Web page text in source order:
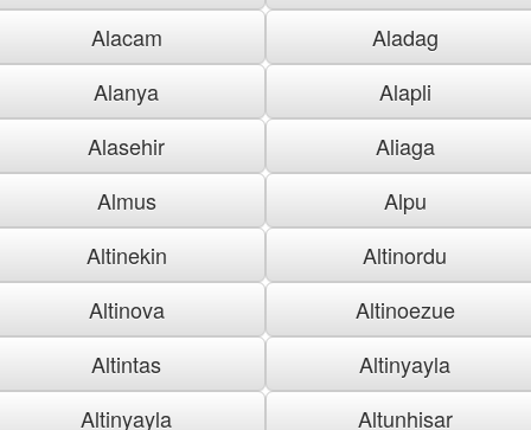
Alacam
Aladag
Alanya
Alapli
Alasehir
Aliaga
Almus
Alpu
Altinekin
Altinordu
Altinova
Altinoezue
Altintas
Altinyayla
Altinyayla
Altunhisar